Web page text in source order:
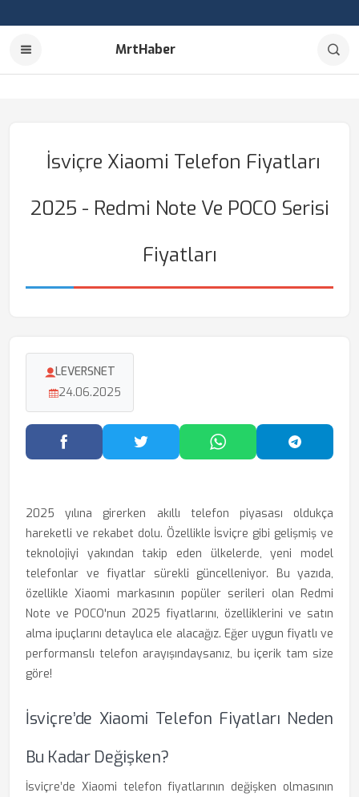
MrtHaber
İsviçre Xiaomi Telefon Fiyatları
2025 - Redmi Note Ve POCO Serisi
Fiyatları
LEVERSNET
24.06.2025
Facebook'ta PaylaşTwitter'da PaylaşWhatsApp'ta Paylaş
2025 yılına girerken akıllı telefon piyasası oldukça
hareketli ve rekabet dolu. Özellikle İsviçre gibi gelişmiş ve
teknolojiyi yakından takip eden ülkelerde, yeni model
telefonlar ve fiyatlar sürekli güncelleniyor. Bu yazıda,
özellikle Xiaomi markasının popüler serileri olan Redmi
Note ve POCO'nun 2025 fiyatlarını, özelliklerini ve satın
alma ipuçlarını detaylıca ele alacağız. Eğer uygun fiyatlı ve
performanslı telefon arayışındaysanız, bu içerik tam size
göre!
İsviçre’de Xiaomi Telefon Fiyatları Neden
Bu Kadar Değişken?
İsviçre’de Xiaomi telefon fiyatlarının değişken olmasının